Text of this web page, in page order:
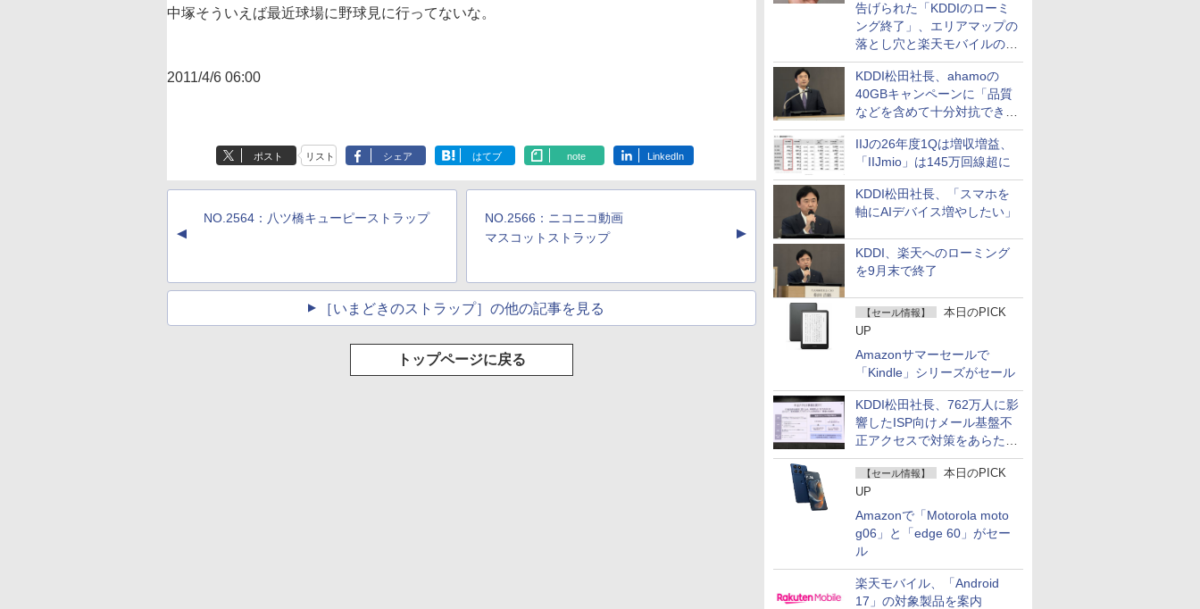
告げられた「KDDIのローミ
ング終了」、エリアマップの
落とし穴と楽天モバイルの課
題
KDDI松田社長、ahamoの
40GBキャンペーンに「品質
などを含めて十分対抗でき
る」
IIJの26年度1Qは増収増益、
「IIJmio」は145万回線超に
KDDI松田社長、「スマホを
軸にAIデバイス増やしたい」
KDDI、楽天へのローミング
を9月末で終了
【セール情報】
本日のPICK
UP
Amazonサマーセールで
「Kindle」シリーズがセール
KDDI松田社長、762万人に影
響したISP向けメール基盤不
正アクセスで対策をあらため
て説明
【セール情報】
本日のPICK
UP
Amazonで「Motorola moto
g06」と「edge 60」がセー
ル
楽天モバイル、「Android
17」の対象製品を案内
中塚そういえば最近球場に野球見に行ってないな。
2011/4/6 06:00
ポスト リスト シェア はてブ note LinkedIn
▲
NO.2564：八ツ橋キューピーストラップ
NO.2566：ニコニコ動画
マスコットストラップ
▲
［いまどきのストラップ］の他の記事を見る
トップページに戻る